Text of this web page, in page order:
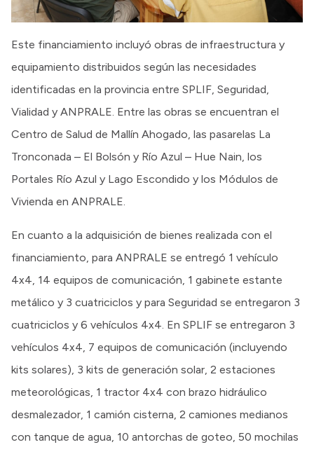
Este financiamiento incluyó obras de infraestructura y
equipamiento distribuidos según las necesidades
identificadas en la provincia entre SPLIF, Seguridad,
Vialidad y ANPRALE. Entre las obras se encuentran el
Centro de Salud de Mallín Ahogado, las pasarelas La
Tronconada – El Bolsón y Río Azul – Hue Nain, los
Portales Río Azul y Lago Escondido y los Módulos de
Vivienda en ANPRALE.
En cuanto a la adquisición de bienes realizada con el
financiamiento, para ANPRALE se entregó 1 vehículo
4x4, 14 equipos de comunicación, 1 gabinete estante
metálico y 3 cuatriciclos y para Seguridad se entregaron 3
cuatriciclos y 6 vehículos 4x4. En SPLIF se entregaron 3
vehículos 4x4, 7 equipos de comunicación (incluyendo
kits solares), 3 kits de generación solar, 2 estaciones
meteorológicas, 1 tractor 4x4 con brazo hidráulico
desmalezador, 1 camión cisterna, 2 camiones medianos
con tanque de agua, 10 antorchas de goteo, 50 mochilas